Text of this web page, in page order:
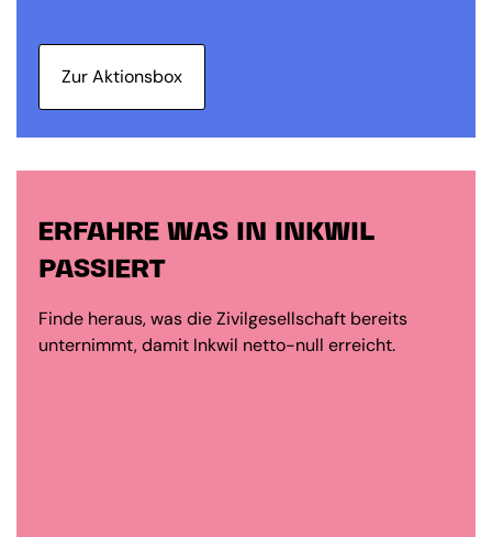
Zur Aktionsbox
ERFAHRE WAS IN INKWIL
PASSIERT
Finde heraus, was die Zivilgesellschaft bereits
unternimmt, damit Inkwil netto-null erreicht.